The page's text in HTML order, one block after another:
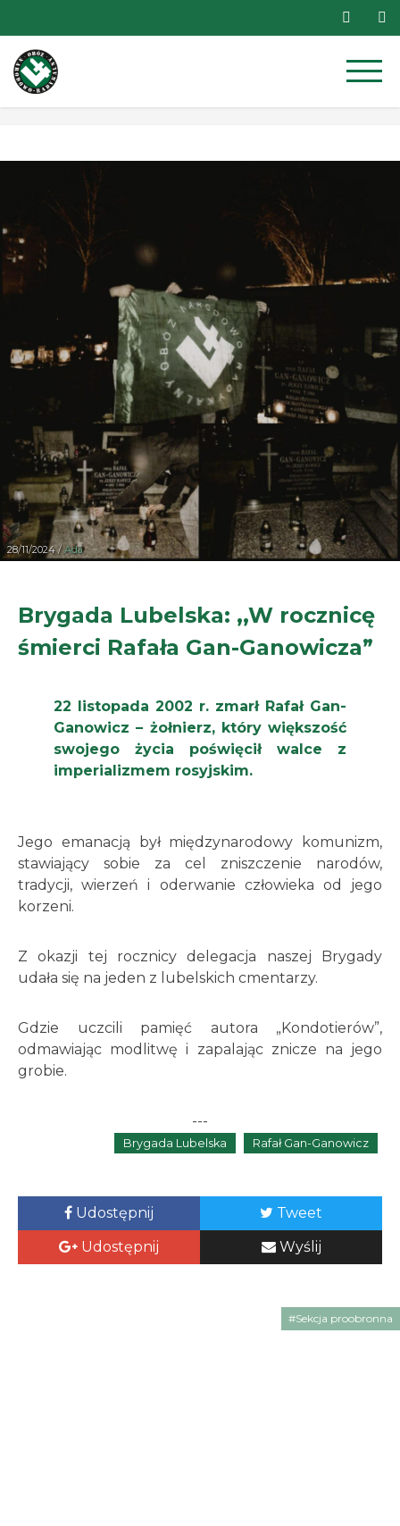
do
treści
28/11/2024 /Ada
Brygada Lubelska: ,,W rocznicę
śmierci Rafała Gan-Ganowicza”
22 listopada 2002 r. zmarł Rafał Gan-
Ganowicz – żołnierz, który większość
swojego życia poświęcił walce z
imperializmem rosyjskim.
Jego emanacją był międzynarodowy komunizm,
stawiający sobie za cel zniszczenie narodów,
tradycji, wierzeń i oderwanie człowieka od jego
korzeni.
Z okazji tej rocznicy delegacja naszej Brygady
udała się na jeden z lubelskich cmentarzy.
Gdzie uczcili pamięć autora „Kondotierów”,
odmawiając modlitwę i zapalając znicze na jego
grobie.
---
Brygada Lubelska Rafał Gan-Ganowicz
Udostępnij
Tweet
Udostępnij
Wyślij
#Sekcja proobronna